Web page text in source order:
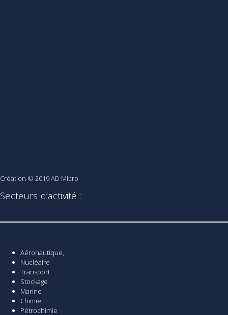
Création © 2019AD Micro
Secteurs d’activité :
Aéronautique,
Nucléaire
Transport
Stockage
Marine
Chimie
Pétrochimie